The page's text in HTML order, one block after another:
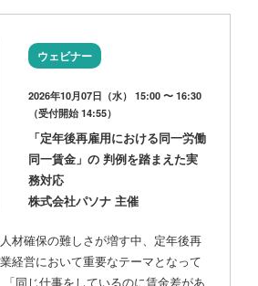
ウェビナー
2026年10月07日（水） 15:00 〜 16:30
（受付開始 14:55）
「定年後再雇用における同一労働
同一賃金」の 判例を踏まえた実
務対応
株式会社パソナ 主催
材確保の難しさが増す中、定年後再
経営において重要なテーマとなって
同じ仕事をしているのに賃金差があ